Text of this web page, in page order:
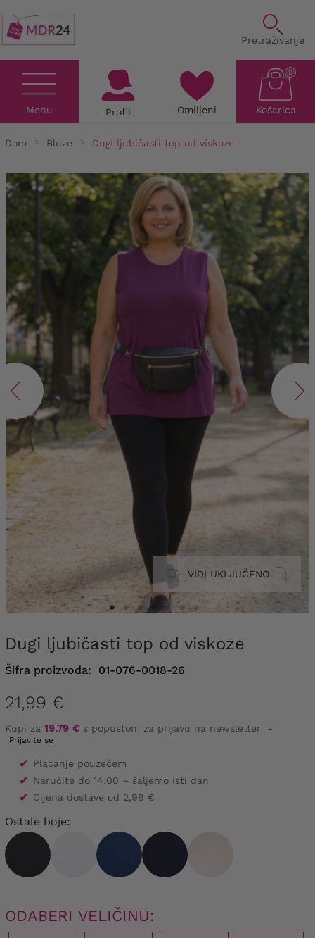
Pretraživanje
Menu Profil Omiljeni Košarica
0
Dom Bluze Dugi ljubičasti top od viskoze
VIDI UKLJUČENO
Dugi ljubičasti top od viskoze
Šifra proizvoda: 01-076-0018-26
21,99 €
Kupi za 19.79 € s popustom za prijavu na newsletter -
Prijavite se
✔ Plaćanje pouzećem
✔ Naručite do 14:00 – šaljemo isti dan
✔ Cijena dostave od 2,99 €
Ostale boje:
ODABERI VELIČINU: